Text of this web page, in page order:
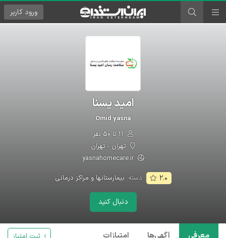
ورود کاربر
امید یسنا
Omid yasna
تهران - تهران
yasnahomecare.ir
۲.۰ دسته:بیمارستانها و مراکز درمانی
دنبال کنید